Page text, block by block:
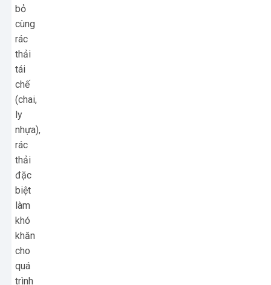
bỏ
cùng
rác
thải
tái
chế
(chai,
ly
nhựa),
rác
thải
đặc
biệt
làm
khó
khăn
cho
quá
trình